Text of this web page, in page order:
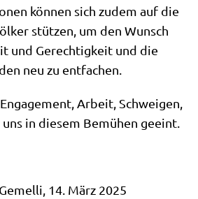
kön­nen sich zudem auf die
stüt­zen, um den Wunsch
und Gerech­tig­keit und die
neu zu entfachen.
Arbeit, Schwei­gen,
in die­sem Bemü­hen geeint.
14. März 2025